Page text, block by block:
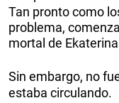
Tan pronto como
problema,
mortal de
Sin embargo, no
estaba circulando.